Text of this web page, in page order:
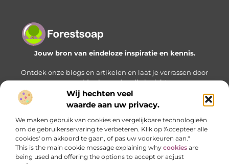
Wij hechten veel
waarde aan uw privacy.
We maken gebruik van cookies en vergelijkbare technologieën
om de gebruikerservaring te verbeteren. Klik op 'Accepteer alle
cookies' om akkoord te gaan, of pas uw voorkeuren aan."
This is the main cookie message explaining why cookies are
being used and offering the options to accept or adjust
Jouw bron van eindeloze inspiratie en kennis.
Ontdek onze blogs en artikelen en laat je verrassen door
een wereld vol waardevolle inzichten.
Bericht categorie
Onze informatie